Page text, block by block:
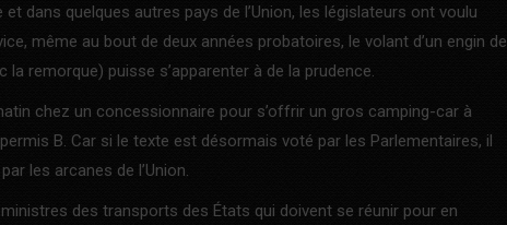
dans quelques autres pays de l’Union, les législateurs ont voulu
même au bout de deux années probatoires, le volant d’un engin de
remorque) puisse s’apparenter à de la prudence.
chez un concessionnaire pour s’offrir un gros camping-car à
B. Car si le texte est désormais voté par les Parlementaires, il
les arcanes de l’Union.
des transports des États qui doivent se réunir pour en